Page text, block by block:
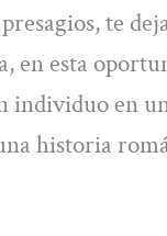
te
en esta
individuo en
historia